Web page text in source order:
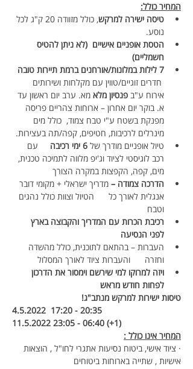
המחיר כולל:
טיסה ישירה למרקש
, כולל מזוודה 20 ק"ג לכל
נוסע.
הטסת אופניים אישיים  (לא ניתן להטיס
חשמליים)
7 לילות במלונות/אורחנים ברמת תיירות טובה
חדרים זוגיים/טווין עם מקלחות ושירותים
אירוח ע"ב פנסיון מלא מא. ערב יום ראשון עד
א. בוקר יום אחרון – ארוחות צהריים פריסה
מפנקת בשטח ע"י טבח צמוד,  כולל מים
מינרלים לרכיבות, חטיפים, קפה/תה בעצירות.
טיול אופניים מודרך של 6 ימי רכיבה
עם
רכב לוגיסטי לציוד וג'יפ מלווה לתמיכה טכנית,
מים, קפה, הקפצות במקרה הצורך
הדרכה צמודה – מדריך ישראלי + מקומי דובר
אנגלית לאורך כל      הטיול וצוות כולל נהגים
וטבח
רכיבת הכרות עם המדריך והקבוצה בארץ
לפני הנסיעה
העברות – בהתאם לתוכנית, כולל מהשדה
וחזרה      והעברות ציוד לאורך המסלול
ויזה למרוקו למי שירשם וימסור את הדרכון
לפחות חודש מראש
טיסות ישירות למרקש מנתב"ג!
4.5.2022  17:20 - 20:35
11.5.2022 23:05 - 06:40 (+1)
המחיר אינו כולל :
· ציוד אישי, ביטוח נסיעות אתגרי לחו"ל , הוצאות
אישיות , שתייה בארוחות ביטוחים